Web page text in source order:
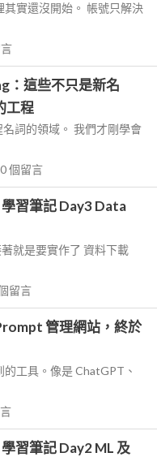
實還沒開始。 帳號只解決
：這些不只是新名
工程
詞的領域。 我們才剛學會
0個留言
習筆記 Day3 Data
就是要實作了 資料下載
留言
管理網站，終於
工具。像是 ChatGPT、
習筆記 Day2 ML 及